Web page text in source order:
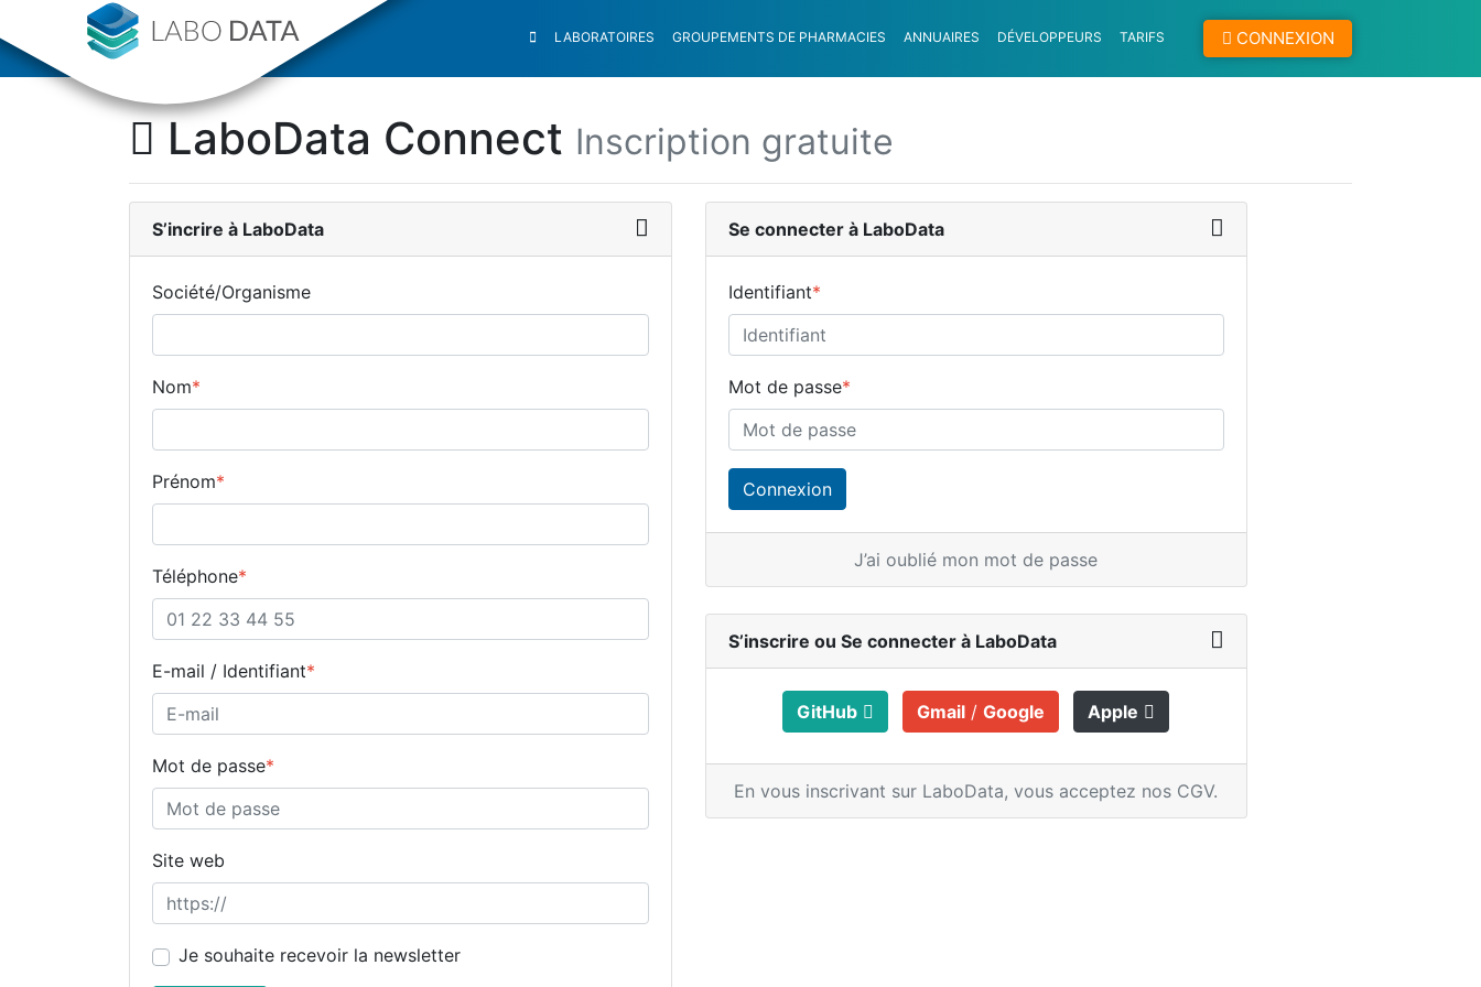
CONNEXION
LABORATOIRES GROUPEMENTS DE PHARMACIES ANNUAIRES DÉVELOPPEURS TARIFS
LaboData Connect Inscription gratuite
S’incrire à LaboData
Société/Organisme
Nom*
Prénom*
Téléphone*
E-mail / Identifiant*
Mot de passe*
Site web
Je souhaite recevoir la newsletter
Se connecter à LaboData
Identifiant*
Mot de passe*
J’ai oublié mon mot de passe
S’inscrire ou Se connecter à LaboData
GitHub Gmail /Google Apple
En vous inscrivant sur LaboData,vous acceptez nos CGV.